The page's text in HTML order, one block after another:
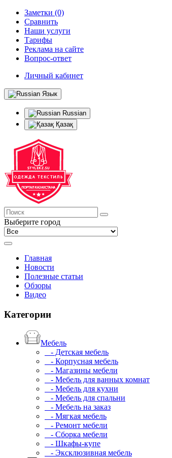
Заметки (0)
Сравнить
Наши услуги
Тарифы
Реклама на сайте
Вопрос-ответ
Личный кабинет
Язык
Russian
Қазақ
Выберите город
Главная
Новости
Полезные статьи
Обзоры
Видео
Категории
Мебель
- Детская мебель
- Корпусная мебель
- Магазины мебели
- Мебель для ванных комнат
- Мебель для кухни
- Мебель для спальни
- Мебель на заказ
- Мягкая мебель
- Ремонт мебели
- Сборка мебели
- Шкафы-купе
- Эксклюзивная мебель